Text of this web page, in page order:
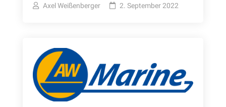
Axel Weißenberger 2. September 2022